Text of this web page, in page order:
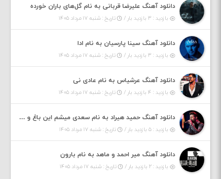
دانلود آهنگ علیرضا قربانی به نام گل‌های باران خورده
بازدید : ۳ بازدید بار / تاریخ : شنبه ۱۷ مرداد ۱۴۰۵
دانلود آهنگ سینا پارسیان به نام ادا
بازدید : ۳ بازدید بار / تاریخ : شنبه ۱۷ مرداد ۱۴۰۵
دانلود آهنگ عرشیاس به نام عادی نی
بازدید : ۴ بازدید بار / تاریخ : شنبه ۱۷ مرداد ۱۴۰۵
دانلود آهنگ حمید هیراد به نام سعدی میشم این باغ و گلستون کنی واسم خیام زمانه ام به تو پرت حواسم
بازدید : ۵ بازدید بار / تاریخ : شنبه ۱۷ مرداد ۱۴۰۵
دانلود آهنگ میر احمد و ماهد به نام بارون
بازدید : ۲ بازدید بار / تاریخ : شنبه ۱۷ مرداد ۱۴۰۵